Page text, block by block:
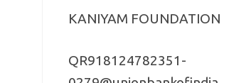
KANIYAM FOUNDATION
QR918124782351-